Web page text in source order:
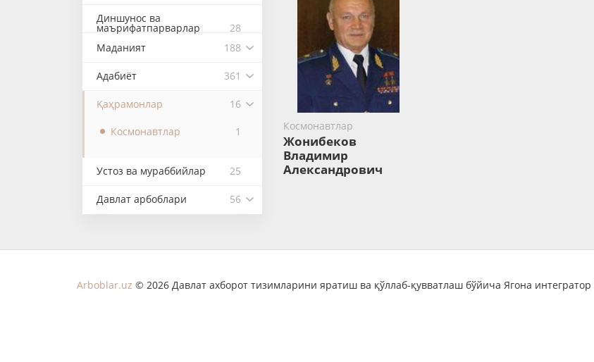
Диншунос ва
маърифатпарварлар
28
Маданият
188
Адабиёт 361
Қаҳрамонлар 16
Космонавтлар 1
Устоз ва мураббийлар 25
Давлат арбоблари 56
Космонавтлар
Жонибеков
Владимир
Александрович
Arboblar.uz © 2026 Давлат ахборот тизимларини яратиш ва қўллаб-қувватлаш бўйича Ягона интегратор